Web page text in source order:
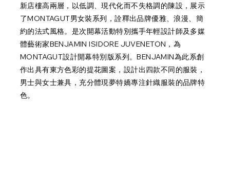
新店樓高兩層，以低調、現代化而不失格調的陳設，展示
了MONTAGUT男女裝系列，詮釋出品牌優雅、浪漫、簡
約的法式風格。是次開幕活動特別攜手年輕設計師及多媒
體藝術家BENJAMIN ISIDORE JUVENETON，為
MONTAGUT設計開幕特別版系列。BENJAMIN為此系創
作出具有東方色彩的提花圖案，設計出四款不同的服裝，
男士與女士兼具，充分體現夢特嬌專注針織服裝的品牌特
色。